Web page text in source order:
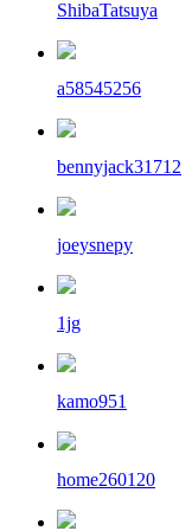
ShibaTatsuya
a58545256
bennyjack31712
joeysnepy
1jg
kamo951
home260120